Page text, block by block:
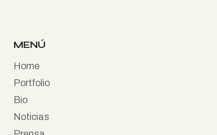
MENÚ
Home
Portfolio
Bio
Noticias